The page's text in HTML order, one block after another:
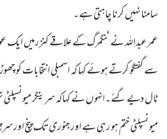
سامنا نہیں کرنا چاہتی ہے۔
عمرعبداللہ نے ٹنگمرگ کے علاقے کنزرمیں ایک
سے گفتگو کرتے ہوئے کہا کہ اسمبلی انتخابات کو
ٹال دیے گئے۔انہوں نے کہاکہ سرینگر
میونسپلٹی ختم ہو رہی ہے اور جنوری تک پنچ اور